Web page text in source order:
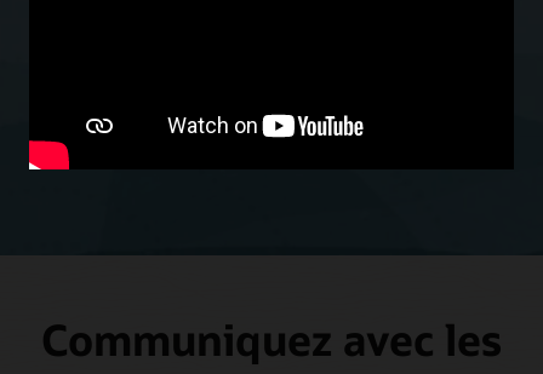
Adrian Hardwick-Jones
Vice-président des services techniques et de conception, Centara
Hotels & Resorts
Communiquez avec les